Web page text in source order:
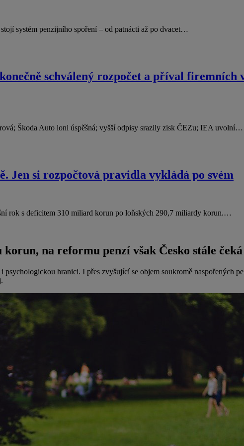
systém penzijního spoření – od patnácti až po dvacet…
schválený rozpočet a příval firemních
Škoda Auto loni úspěšná; vyšší odpisy srazily zisk ČEZu; IEA uvolní…
Jen si rozpočtová pravidla vykládá po svém
rok s deficitem 310 miliard korun po loňských 290,7 miliardy korun.…
na reformu penzí však Česko stále čeká
hranici. I přes zvyšující se objem soukromě naspořených